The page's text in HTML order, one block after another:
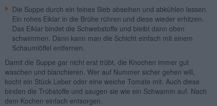
Die Suppe durch ein feines Sieb abseihen und abkühlen lassen.
Ein rohes Eiklar in die Brühe rühren und diese wieder erhitzen.
Das Eiklar bindet die Schwebstoffe und bleibt dann oben
schwimmen. Dann kann man die Schicht einfach mit einem
Schaumlöffel entfernen.
Damit die Suppe gar nicht erst trübt, die Knochen immer gut
waschen und blanchieren. Wer auf Nummer sicher gehen will,
kocht ein Stück Leber oder eine weiche Tomate mit. Auch diese
binden die Trübstoffe und saugen sie wie ein Schwamm auf. Nach
dem Kochen einfach entsorgen.